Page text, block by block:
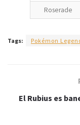
Roserade
Tags: Pokémon
El Rubius es